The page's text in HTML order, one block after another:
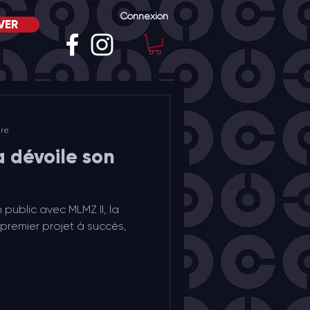
Connexion
dévoile son
avec MLMZ II, la
projet à succès,